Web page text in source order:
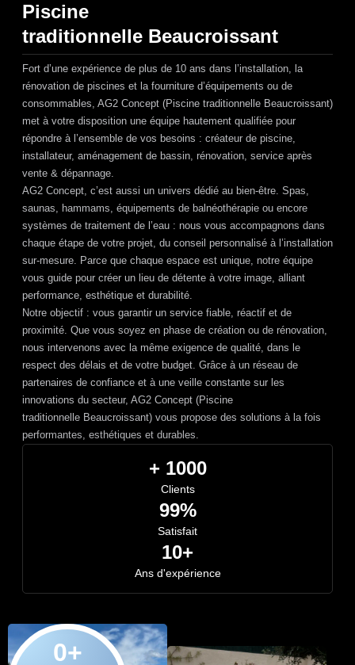
0+
Piscine
traditionnelle Beaucroissant
Fort d’une expérience de plus de 10 ans dans l’installation, la
rénovation de piscines et la fourniture d’équipements ou de
consommables, AG2 Concept (Piscine traditionnelle Beaucroissant)
met à votre disposition une équipe hautement qualifiée pour
répondre à l’ensemble de vos besoins : créateur de piscine,
installateur, aménagement de bassin, rénovation, service après
vente & dépannage.
AG2 Concept, c’est aussi un univers dédié au bien-être. Spas,
saunas, hammams, équipements de balnéothérapie ou encore
systèmes de traitement de l’eau : nous vous accompagnons dans
chaque étape de votre projet, du conseil personnalisé à l’installation
sur-mesure. Parce que chaque espace est unique, notre équipe
vous guide pour créer un lieu de détente à votre image, alliant
performance, esthétique et durabilité.
Notre objectif : vous garantir un service fiable, réactif et de
proximité. Que vous soyez en phase de création ou de rénovation,
nous intervenons avec la même exigence de qualité, dans le
respect des délais et de votre budget. Grâce à un réseau de
partenaires de confiance et à une veille constante sur les
innovations du secteur, AG2 Concept (Piscine
traditionnelle Beaucroissant) vous propose des solutions à la fois
performantes, esthétiques et durables.
+ 1000
Clients
99%
Satisfait
10+
Ans d'expérience